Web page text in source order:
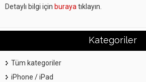
Detaylı bilgi için buraya tıklayın.
Kategoriler
Tüm kategoriler
iPhone / iPad